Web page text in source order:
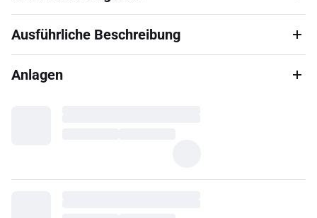
Ausführliche Beschreibung
Anlagen